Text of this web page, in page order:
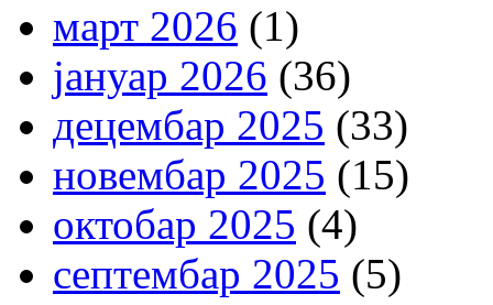
март 2026 (1)
јануар 2026 (36)
децембар 2025 (33)
новембар 2025 (15)
октобар 2025 (4)
септембар 2025 (5)